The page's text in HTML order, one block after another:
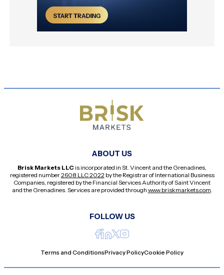
ABOUT US
Brisk Markets LLC is incorporated in St. Vincent and the Grenadines,
registered number2608 LLC 2022 by the Registrar of International Business
Companies, registered by the Financial Services Authority of Saint Vincent
and the Grenadines. Services are provided through www.briskmarkets.com
FOLLOW US
Terms and ConditionsPrivacy PolicyCookie Policy